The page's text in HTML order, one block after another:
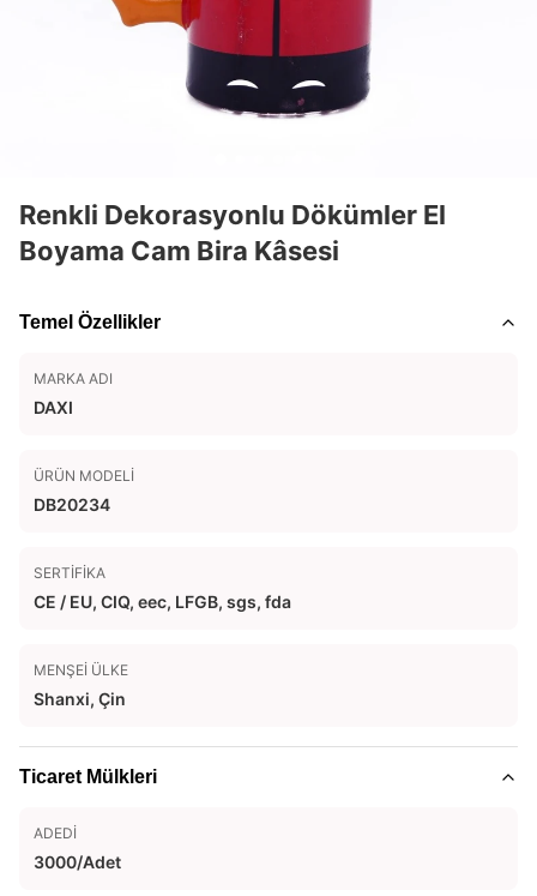
Renkli Dekorasyonlu Dökümler El
Boyama Cam Bira Kâsesi
Temel Özellikler
MARKA ADI
DAXI
ÜRÜN MODELI
DB20234
SERTIFIKA
CE / EU, CIQ, eec, LFGB, sgs, fda
MENŞEI ÜLKE
Shanxi, Çin
Ticaret Mülkleri
ADEDI
3000/Adet